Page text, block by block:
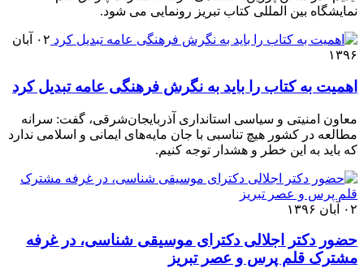
نمایشگاه بین المللی کتاب تبریز رونمایی می شود.
۰۲ آبان
۱۳۹۶
اهمیت به کتاب را باید به نگرش فرهنگی عامه تبدیل کرد
معاون امنیتی و سیاسی استانداری آذربایجان‌شرقی، گفت: سرانه
مطالعه در کشور هیچ تناسبی با جان مایه‌های ایمانی و اسلامی ندارد
که باید به این خطر و هشدار توجه کنیم.
۰۲ آبان ۱۳۹۶
حضور دکتر اجلالی دکترای موسیقی شناسی، در غرفه
مشترک قلم پرس و عصر تبریز